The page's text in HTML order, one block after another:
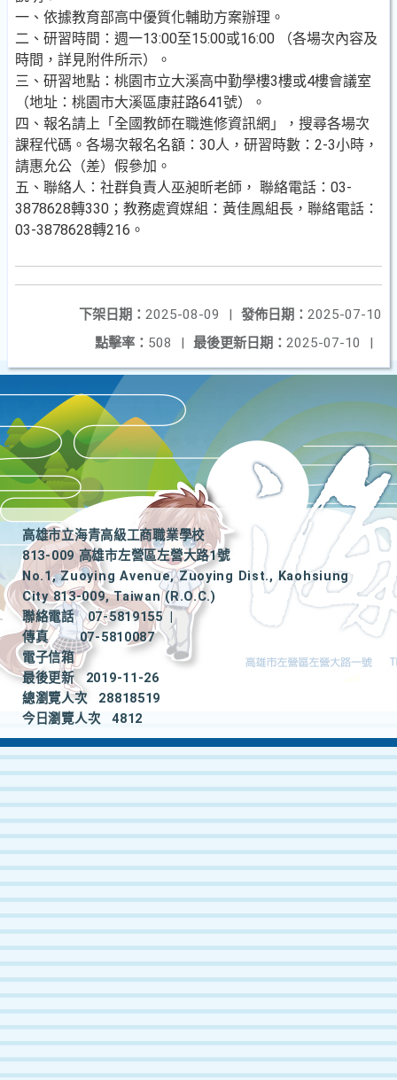
一、依據教育部高中優質化輔助方案辦理。
二、研習時間：週一13:00至15:00或16:00 （各場次內容及
時間，詳見附件所示）。
三、研習地點：桃園市立大溪高中勤學樓3樓或4樓會議室
（地址：桃園市大溪區康莊路641號）。
四、報名請上「全國教師在職進修資訊網」，搜尋各場次
課程代碼。各場次報名名額：30人，研習時數：2-3小時，
請惠允公（差）假參加。
五、聯絡人：社群負責人巫昶昕老師， 聯絡電話：03-
3878628轉330；教務處資媒組：黃佳鳳組長，聯絡電話：
03-3878628轉216。
發佈日期： 2025-07-10
下架日期： 2025-08-09
|
最後更新日期： 2025-07-10 |
點擊率： 508 |
高雄市立海青高級工商職業學校
813-009 高雄市左營區左營大路1號
No.1, Zuoying Avenue, Zuoying Dist., Kaohsiung
City 813-009, Taiwan (R.O.C.)
聯絡電話
07-5819155
|
傳真
07-5810087
電子信箱
最後更新
2019-11-26
總瀏覽人次
28818519
今日瀏覽人次
4812